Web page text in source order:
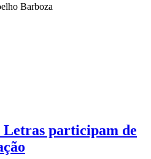
Barboza
Letras participam de